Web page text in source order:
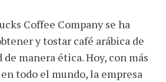
Coffee Company se ha
y tostar café arábica de
manera ética. Hoy, con más
todo el mundo, la empresa